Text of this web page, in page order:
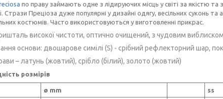
по праву займають одне з лідируючих місць у світі за якістю
Стрази Преціоза дуже популярні у дизайні одягу, весільних суконь та
костюмів. Часто використовуються у виготовленні прикрас.
високої чистоти, оптично очищений, з чудовим виблиском
основи: двошарове симілі (S) - срібний рефлекторний шар,
– латунь (жовтий), срібло (білий), золото (жовтий)
розмірів
ø mm ss